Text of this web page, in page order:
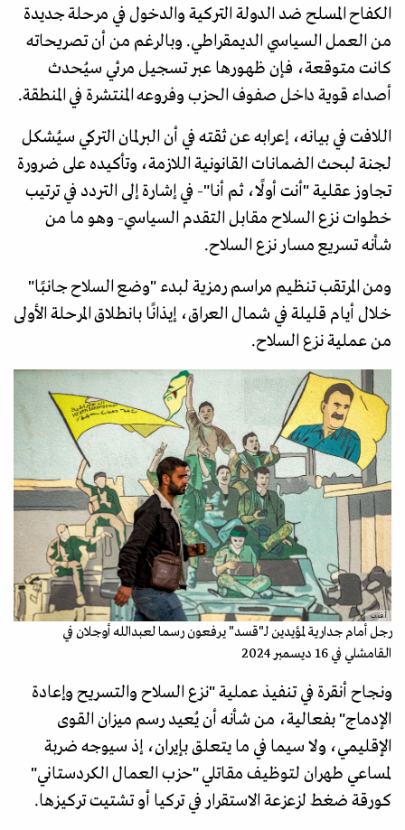
الكفاح المسلح ضد الدولة التركية والدخول في مرحلة جديدة
من العمل السياسي الديمقراطي. وبالرغم من أن تصريحاته
كانت متوقعة، فإن ظهورها عبر تسجيل مرئي سيُحدث
أصداء قوية داخل صفوف الحزب وفروعه المنتشرة في المنطقة.
اللافت في بيانه، إعرابه عن ثقته في أن البرلمان التركي سيُشكل
لجنة لبحث الضمانات القانونية اللازمة، وتأكيده على ضرورة
تجاوز عقلية "أنت أولًا، ثم أنا"- في إشارة إلى التردد في ترتيب
خطوات نزع السلاح مقابل التقدم السياسي- وهو ما من
شأنه تسريع مسار نزع السلاح.
ومن المرتقب تنظيم مراسم رمزية لبدء "وضع السلاح جانبًا"
خلال أيام قليلة في شمال العراق، إيذانًا بانطلاق المرحلة الأولى
من عملية نزع السلاح.
أ.ف.ب
رجل أمام جدارية لمؤيدين لـ"قسد" يرفعون رسما لعبدالله أوجلان في
القامشلي في 16 ديسمبر 2024
ونجاح أنقرة في تنفيذ عملية "نزع السلاح والتسريح وإعادة
الإدماج" بفعالية، من شأنه أن يُعيد رسم ميزان القوى
الإقليمي، ولا سيما في ما يتعلق بإيران، إذ سيوجه ضربة
لمساعي طهران لتوظيف مقاتلي "حزب العمال الكردستاني"
كورقة ضغط لزعزعة الاستقرار في تركيا أو تشتيت تركيزها.